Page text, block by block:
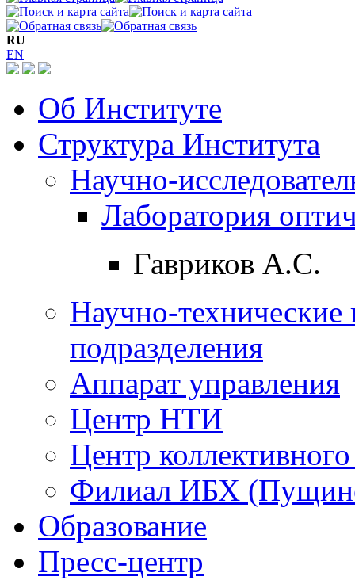
RU
EN
Об Институте
Структура Института
Научно-
Лаборатория
Гавриков А.С.
Научно-технические
подразделения
Аппарат управления
Центр НТИ
Центр
Филиал ИБХ
Образование
Пресс-центр